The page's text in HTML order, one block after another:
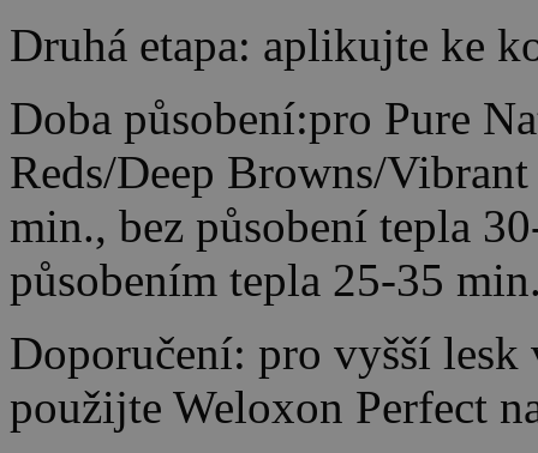
Druhá etapa: aplikujte ke
Doba působení:pro Pure
Reds/Deep Browns/
min., bez působení tepla
působením tepla 25-35
Doporučení: pro vyšší
použijte Weloxon Perfect